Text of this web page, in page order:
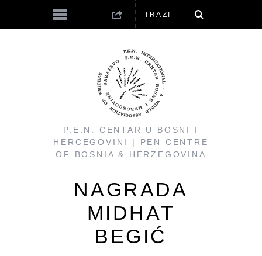
P.E.N. CENTAR U BOSNI I
HERCEGOVINI | PEN CENTRE
OF BOSNIA & HERZEGOVINA
NAGRADA
MIDHAT
BEGIĆ